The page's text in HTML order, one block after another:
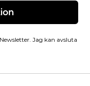
Jag kan avsluta